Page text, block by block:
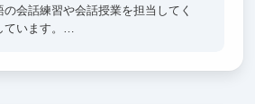
会話練習や会話授業を担当してく
います。